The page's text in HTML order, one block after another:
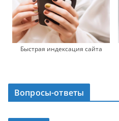
Быстрая индексация сайта
Вопросы-ответы